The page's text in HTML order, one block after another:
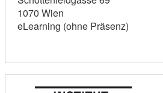
1070 Wien
eLearning (ohne Präsenz)